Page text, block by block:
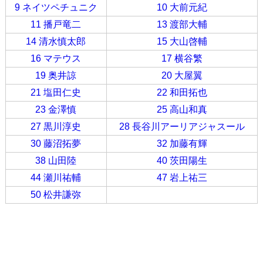
9 ネイツペチュニク
10 大前元紀
11 播戸竜二
13 渡部大輔
14 清水慎太郎
15 大山啓輔
16 マテウス
17 横谷繁
19 奥井諒
20 大屋翼
21 塩田仁史
22 和田拓也
23 金澤慎
25 高山和真
27 黒川淳史
28 長谷川アーリアジャスール
30 藤沼拓夢
32 加藤有輝
38 山田陸
40 茨田陽生
44 瀬川祐輔
47 岩上祐三
50 松井謙弥